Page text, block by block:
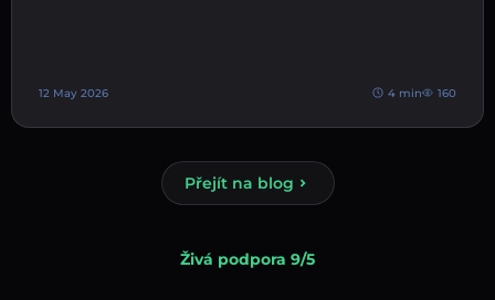
12 May 2026 4 min 160
Přejít na blog
Živá podpora 9/5